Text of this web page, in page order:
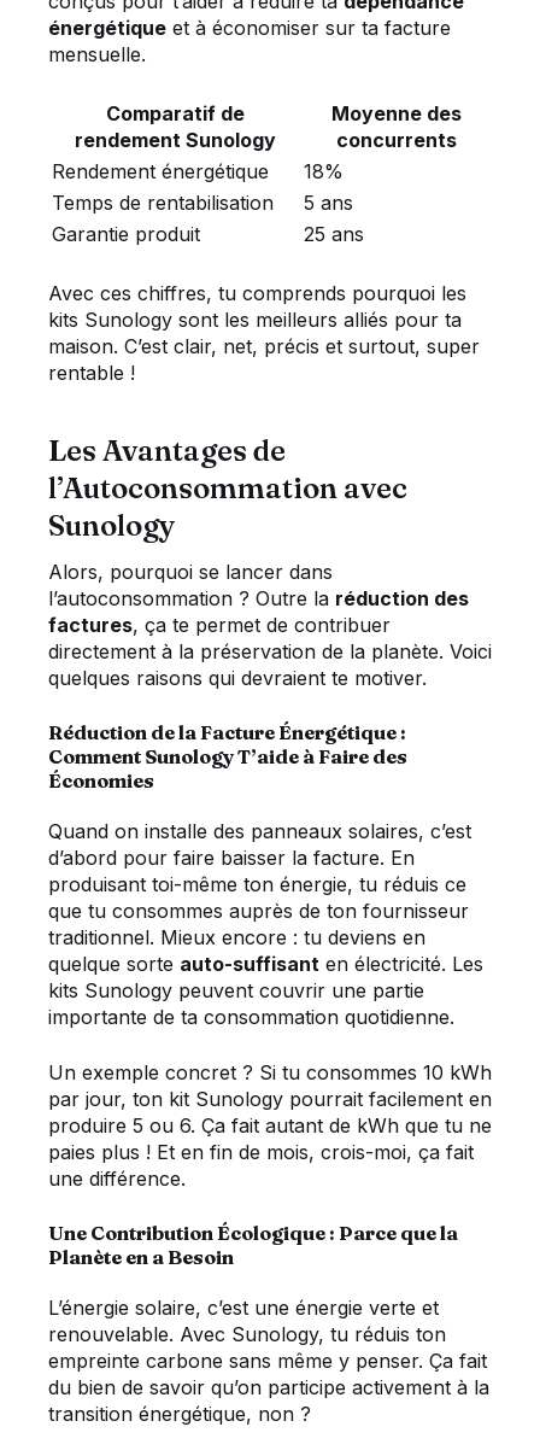
énergétique et à économiser sur ta facture
mensuelle.
Comparatif de
rendement Sunology
Moyenne des
concurrents
Rendement énergétique
18%
Temps de rentabilisation
5 ans
Garantie produit
25 ans
Avec ces chiffres, tu comprends pourquoi les
kits Sunology sont les meilleurs alliés pour ta
maison. C’est clair, net, précis et surtout, super
rentable !
Les Avantages de
l’Autoconsommation avec
Sunology
Alors, pourquoi se lancer dans
l’autoconsommation ? Outre la réduction des
factures, ça te permet de contribuer
directement à la préservation de la planète. Voici
quelques raisons qui devraient te motiver.
Réduction de la Facture Énergétique :
Comment Sunology T’aide à Faire des
Économies
Quand on installe des panneaux solaires, c’est
d’abord pour faire baisser la facture. En
produisant toi-même ton énergie, tu réduis ce
que tu consommes auprès de ton fournisseur
traditionnel. Mieux encore : tu deviens en
quelque sorte auto-suffisant en électricité. Les
kits Sunology peuvent couvrir une partie
importante de ta consommation quotidienne.
Un exemple concret ? Si tu consommes 10 kWh
par jour, ton kit Sunology pourrait facilement en
produire 5 ou 6. Ça fait autant de kWh que tu ne
paies plus ! Et en fin de mois, crois-moi, ça fait
une différence.
Une Contribution Écologique : Parce que la
Planète en a Besoin
L’énergie solaire, c’est une énergie verte et
renouvelable. Avec Sunology, tu réduis ton
empreinte carbone sans même y penser. Ça fait
du bien de savoir qu’on participe activement à la
transition énergétique, non ?